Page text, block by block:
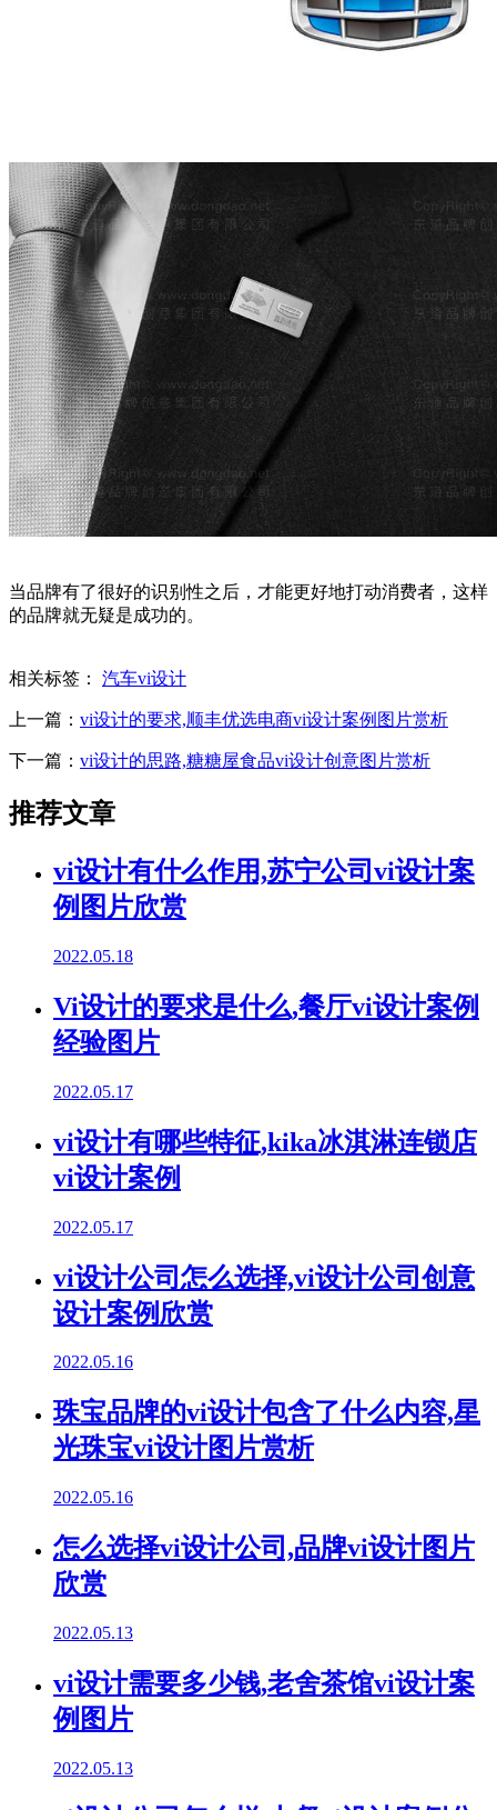
当品牌有了很好的识别性之后，才能更好地打动消费者，这样
的品牌就无疑是成功的。
相关标签： 汽车vi设计
上一篇： vi设计的要求,顺丰优选电商vi设计案例图片赏析
下一篇： vi设计的思路,糖糖屋食品vi设计创意图片赏析
推荐文章
vi设计有什么作用,苏宁公司vi设计案
例图片欣赏
2022.05.18
Vi设计的要求是什么,餐厅vi设计案例
经验图片
2022.05.17
vi设计有哪些特征,kika冰淇淋连锁店
vi设计案例
2022.05.17
vi设计公司怎么选择,vi设计公司创意
设计案例欣赏
2022.05.16
珠宝品牌的vi设计包含了什么内容,星
光珠宝vi设计图片赏析
2022.05.16
怎么选择vi设计公司,品牌vi设计图片
欣赏
2022.05.13
vi设计需要多少钱,老舍茶馆vi设计案
例图片
2022.05.13